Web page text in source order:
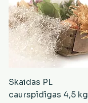
Skaidas PL
caurspīdīgas 4,5 kg